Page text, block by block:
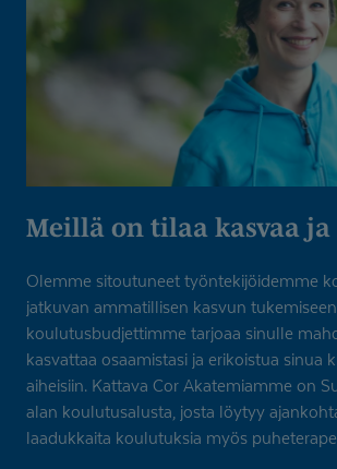
Meillä on tilaa kasvaa
Olemme sitoutuneet työntekijöidemme
jatkuvan ammatillisen kasvun
koulutusbudjettimme tarjoaa sinulle
kasvattaa osaamistasi ja erikoistua sinua
aiheisiin. Kattava Cor Akatemiamme on
alan koulutusalusta, josta löytyy
laadukkaita koulutuksia myös